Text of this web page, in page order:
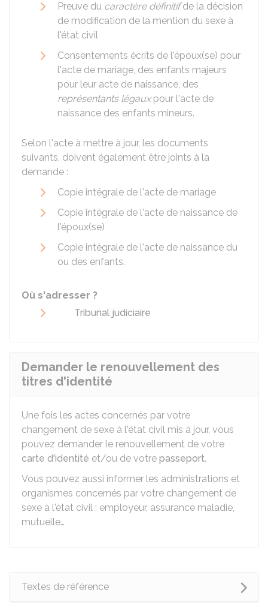
Preuve du caractère définitifde la décision
de modification de la mention du sexe à
l'état civil
Consentements écrits de l'époux(se) pour
l'acte de mariage, des enfants majeurs
pour leur acte de naissance, des
représentants légauxpour l'acte de
naissance des enfants mineurs.
Selon l'acte à mettre à jour, les documents
suivants, doivent également être joints à la
demande :
Copie intégrale de l'acte de mariage
Copie intégrale de l'acte de naissance de
l'époux(se)
Copie intégrale de l'acte de naissance du
ou des enfants.
Où s'adresser ?
Tribunal judiciaire
Demander le renouvellement des
titres d'identité
Une fois les actes concernés par votre
changement de sexe à l'état civil mis à jour, vous
pouvez demander le renouvellement de votre
carte d'identité et/ou de votre passeport.
Vous pouvez aussi informer les administrations et
organismes concernés par votre changement de
sexe à l'état civil : employeur, assurance maladie,
mutuelle…
Textes de référence